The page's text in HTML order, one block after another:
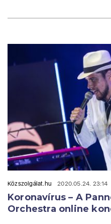
Közszolgálat.hu 2020.05.24. 23:14
Koronavírus – A
Orchestra online